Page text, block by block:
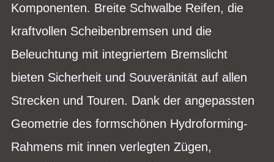
Komponenten. Breite Schwalbe Reifen, die
kraftvollen Scheibenbremsen und die
Beleuchtung mit integriertem Bremslicht
bieten Sicherheit und Souveränität auf allen
Strecken und Touren. Dank der angepassten
Geometrie des formschönen Hydroforming-
Rahmens mit innen verlegten Zügen,